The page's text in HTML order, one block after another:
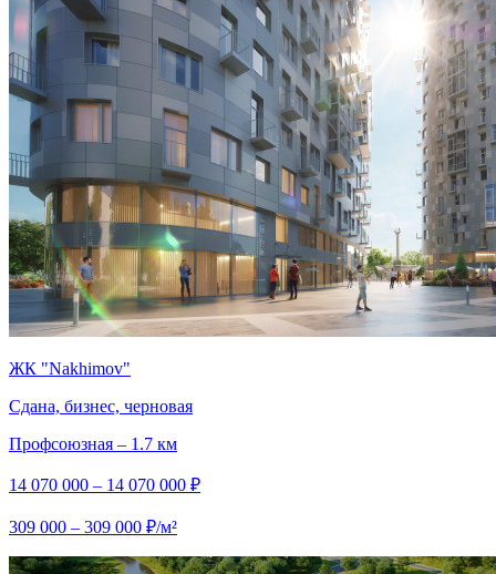
ЖК "Nakhimov"
Сдана, бизнес, черновая
Профсоюзная – 1.7 км
14 070 000 – 14 070 000 ₽
309 000 – 309 000 ₽/м²